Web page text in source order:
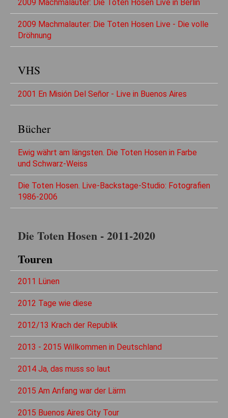
2009 Machmalauter: Die Toten Hosen Live in Berlin
2009 Machmalauter: Die Toten Hosen Live - Die volle
Dröhnung
VHS
2001 En Misión Del Señor - Live in Buenos Aires
Bücher
Ewig währt am längsten. Die Toten Hosen in Farbe
und Schwarz-Weiss
Die Toten Hosen. Live-Backstage-Studio: Fotografien
1986-2006
Die Toten Hosen - 2011-2020
Touren
2011 Lünen
2012 Tage wie diese
2012/13 Krach der Republik
2013 - 2015 Willkommen in Deutschland
2014 Ja, das muss so laut
2015 Am Anfang war der Lärm
2015 Buenos Aires City Tour